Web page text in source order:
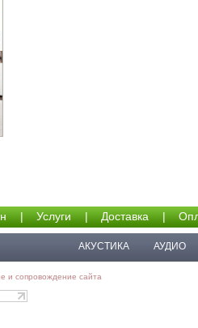
| Услуги | Доставка |
АКУСТИКА АУДИО
и сопровождение сайта